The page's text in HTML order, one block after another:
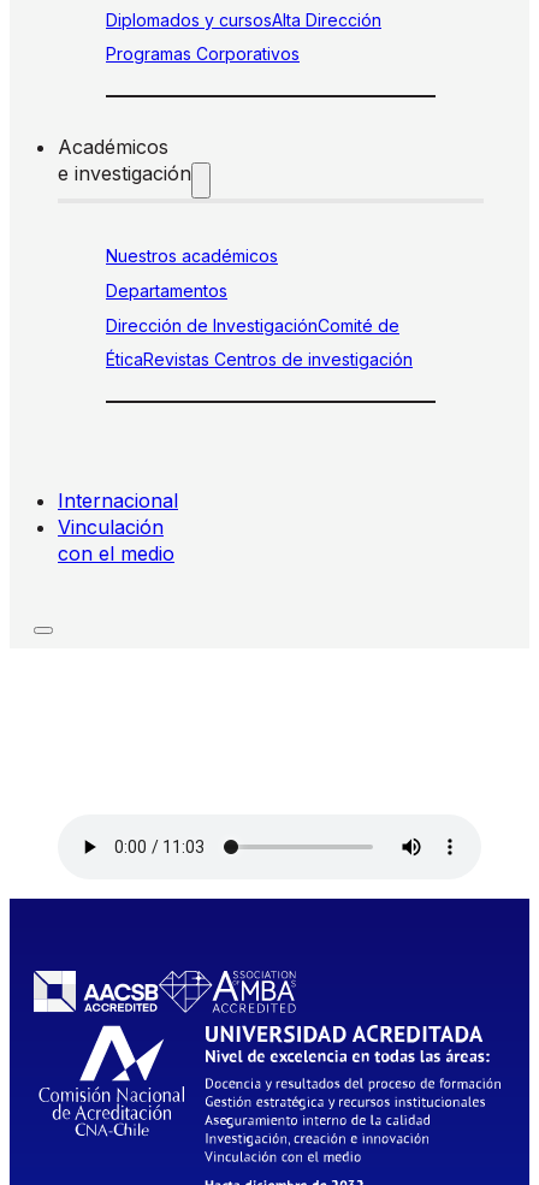
Diplomados y cursosAlta Dirección
Programas Corporativos
Académicos
e investigación
Nuestros académicos
Departamentos
Dirección de InvestigaciónComité de
ÉticaRevistas Centros de investigación
Internacional
Vinculación
con el medio